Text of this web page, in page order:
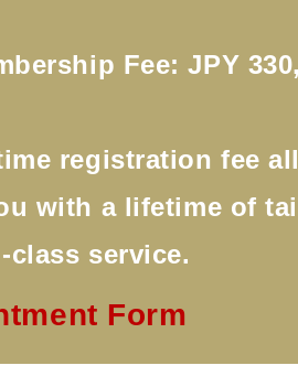
Fee: JPY
registration fee
with a lifetime of
class service.
Form